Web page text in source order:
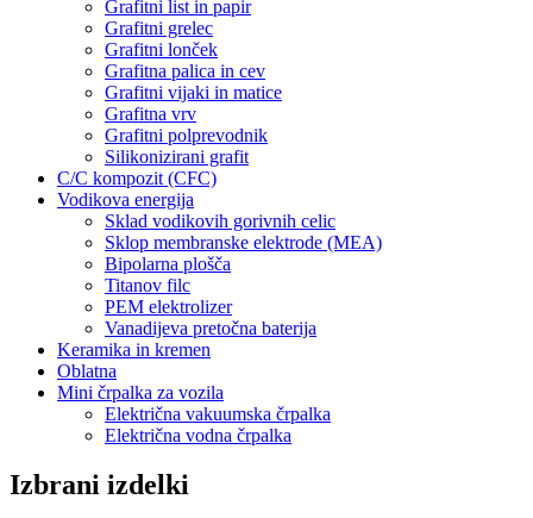
Grafitni list in papir
Grafitni grelec
Grafitni lonček
Grafitna palica in cev
Grafitni vijaki in matice
Grafitna vrv
Grafitni polprevodnik
Silikonizirani grafit
C/C kompozit (CFC)
Vodikova energija
Sklad vodikovih gorivnih celic
Sklop membranske elektrode (MEA)
Bipolarna plošča
Titanov filc
PEM elektrolizer
Vanadijeva pretočna baterija
Keramika in kremen
Oblatna
Mini črpalka za vozila
Električna vakuumska črpalka
Električna vodna črpalka
Izbrani izdelki